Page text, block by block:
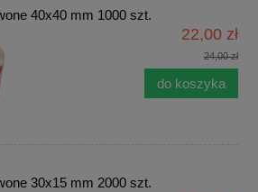
40x40 mm 1000 szt.
22,00 zł
24,00 zł
do koszyka
30x15 mm 2000 szt.